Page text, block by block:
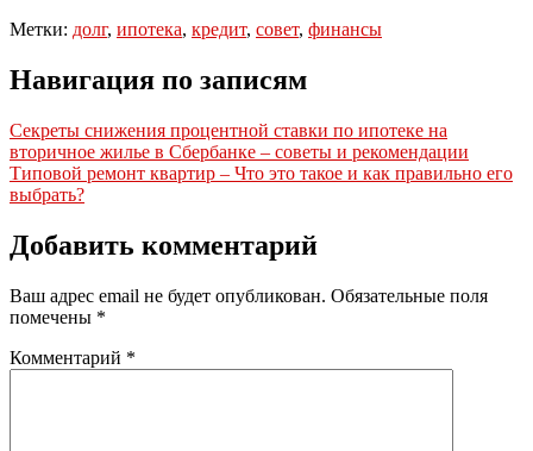
Метки: долг, ипотека, кредит, совет, финансы
Навигация по записям
Секреты снижения процентной ставки по ипотеке на
вторичное жилье в Сбербанке – советы и рекомендации
Типовой ремонт квартир – Что это такое и как правильно его
выбрать?
Добавить комментарий
Ваш адрес email не будет опубликован. Обязательные поля
помечены *
Комментарий *